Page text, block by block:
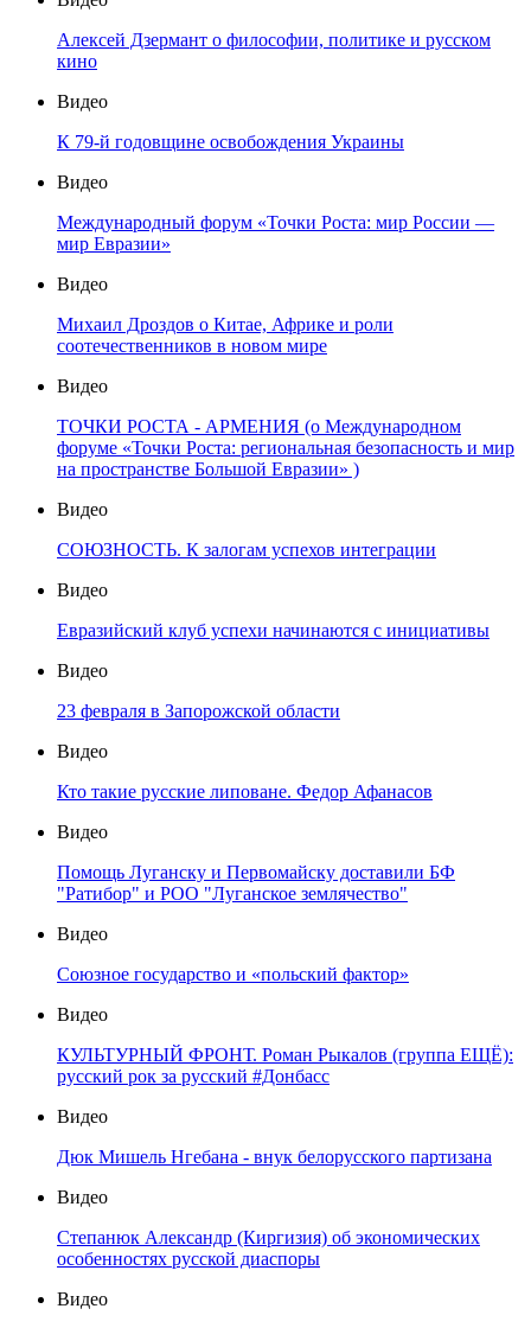
Алексей Дзермант о философии, политике и русском
кино
Видео
К 79-й годовщине освобождения Украины
Видео
Международный форум «Точки Роста: мир России —
мир Евразии»
Видео
Михаил Дроздов о Китае, Африке и роли
соотечественников в новом мире
Видео
ТОЧКИ РОСТА - АРМЕНИЯ (о Международном
форуме «Точки Роста: региональная безопасность и мир
на пространстве Большой Евразии» )
Видео
СОЮЗНОСТЬ. К залогам успехов интеграции
Видео
Евразийский клуб успехи начинаются с инициативы
Видео
23 февраля в Запорожской области
Видео
Кто такие русские липоване. Федор Афанасов
Видео
Помощь Луганску и Первомайску доставили БФ
"Ратибор" и РОО "Луганское землячество"
Видео
Союзное государство и «польский фактор»
Видео
КУЛЬТУРНЫЙ ФРОНТ. Роман Рыкалов (группа ЕЩЁ):
русский рок за русский #Донбасс
Видео
Дюк Мишель Нгебана - внук белорусского партизана
Видео
Степанюк Александр (Киргизия) об экономических
особенностях русской диаспоры
Видео